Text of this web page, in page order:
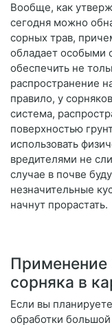
Вообще, как
сегодня можно
сорных трав,
обладает особыми
обеспечить не
распространение
правило, у
система,
поверхностью
использовать
вредителями не
случае в почве
незначительные
начнут прорастать.
Применение
сорняка в
Если вы
обработки